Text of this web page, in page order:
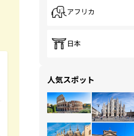
アフリカ
日本
人気スポット